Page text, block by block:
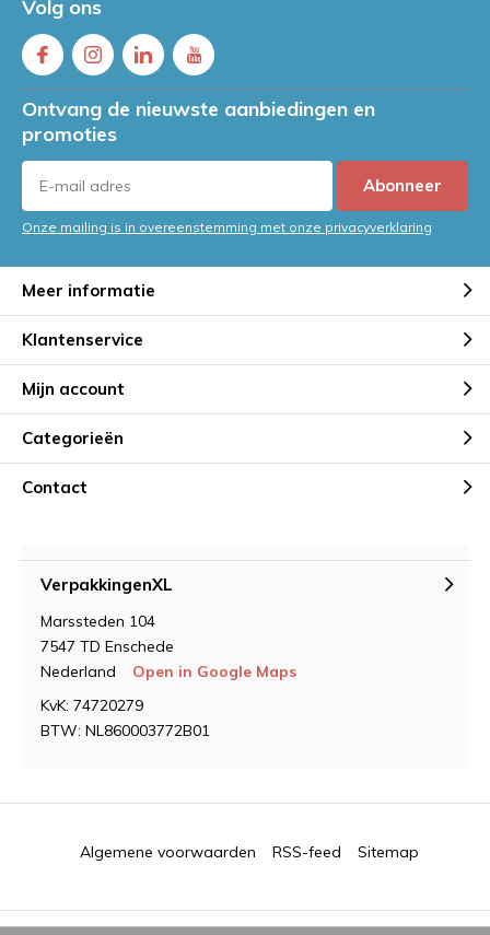
Volg ons
Ontvang de nieuwste aanbiedingen en
promoties
Abonneer
Onze mailing is in overeenstemming met onze privacyverklaring
Meer informatie
Klantenservice
Mijn account
Categorieën
Contact
VerpakkingenXL
Marssteden 104
7547 TD Enschede
Nederland
Open in Google Maps
KvK: 74720279
BTW: NL860003772B01
Algemene voorwaarden RSS-feed Sitemap